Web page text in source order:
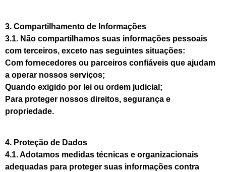
3. Compartilhamento de Informações
3.1. Não compartilhamos suas informações pessoais
com terceiros, exceto nas seguintes situações:
Com fornecedores ou parceiros confiáveis que ajudam
a operar nossos serviços;
Quando exigido por lei ou ordem judicial;
Para proteger nossos direitos, segurança e
propriedade.
4. Proteção de Dados
4.1. Adotamos medidas técnicas e organizacionais
adequadas para proteger suas informações contra